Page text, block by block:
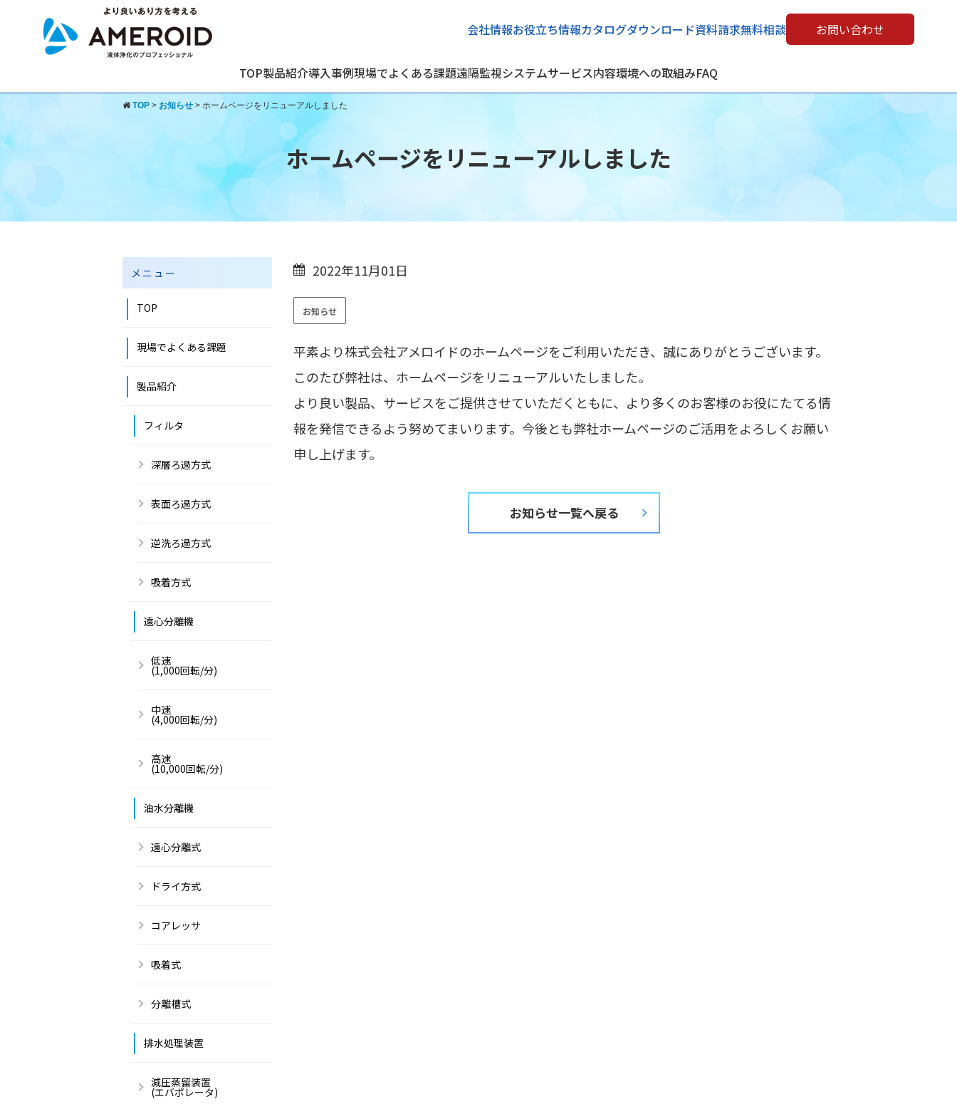
会社情報お役立ち情報カタログダウンロード資料請求無料相談 お問い合わせ
TOP製品紹介導入事例現場でよくある課題遠隔監視システムサービス内容環境への取組みFAQ
TOP > お知らせ > ホームページをリニューアルしました
ホームページをリニューアルしました
2022年11月01日
お知らせ
平素より株式会社アメロイドのホームページをご利用いただき、誠にありがとうございます。
このたび弊社は、ホームページをリニューアルいたしました。
より良い製品、サービスをご提供させていただくともに、より多くのお客様のお役にたてる情
報を発信できるよう努めてまいります。今後とも弊社ホームページのご活用をよろしくお願い
申し上げます。
お知らせ一覧へ戻る
メニュー
TOP
現場でよくある課題
製品紹介
フィルタ
深層ろ過方式
表面ろ過方式
逆洗ろ過方式
吸着方式
遠心分離機
低速
(1,000回転/分)
中速
(4,000回転/分)
高速
(10,000回転/分)
油水分離機
遠心分離式
ドライ方式
コアレッサ
吸着式
分離槽式
排水処理装置
減圧蒸留装置
(エバポレータ)